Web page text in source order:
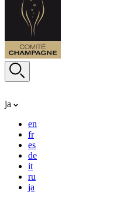
ja
en
fr
es
de
it
ru
ja